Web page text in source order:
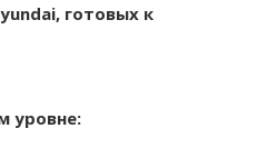
готовых к
уровне: